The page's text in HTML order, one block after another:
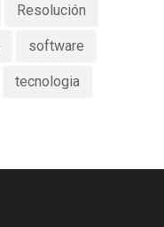
Resolución
software
tecnologia